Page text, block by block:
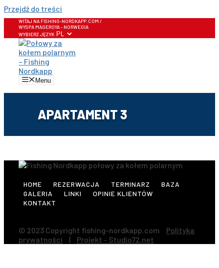
Przejdź do treści
WITAJ NA FISHING-NORDKAPP.COM /
WYSPA MAGEROYA - NORWEGIA
WYBIERZ JĘZYK
Menu
APARTAMENT 3
HOME REZERWACJA TERMINARZ
BAZA
GALERIA
LINKI
OPINIE KLIENTÓW
KONTAKT
© 2023 Copyright fishing-nordkapp.com
Polityka
prywatności
| Projekt - Studio72.net